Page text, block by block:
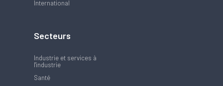
International
Secteurs
Industrie et services à
l'industrie
Santé